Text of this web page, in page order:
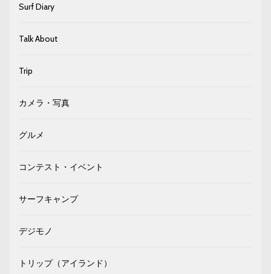
Surf Diary
Talk About
Trip
カメラ・写真
グルメ
コンテスト・イベント
サーフキャンプ
デジモノ
トリップ（アイランド）